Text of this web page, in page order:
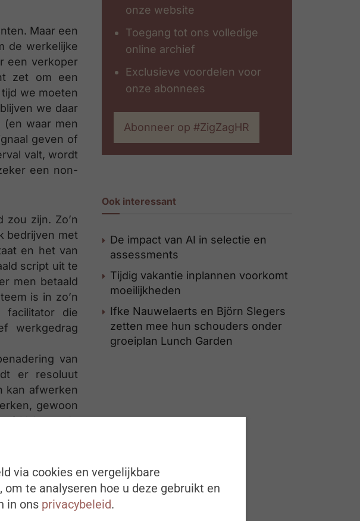
Maar een
de werkelijke
een verkoper
zet om een
we moeten
we daar
(en waar men
geven of
valt, wordt
een non-
zijn. Zo’n
bedrijven met
en het van
script uit te
men betaald
is in zo’n
facilitator die
werkgedrag
van
er resoluut
kan afwerken
gewoon
Volgens de
en oneerlijk.
en
we mogen
werkgever
onze website
Toegang tot ons volledige
online archief
Exclusieve voordelen voor
onze abonnees
Abonneer op #ZigZagHR
Ook interessant
De impact van AI in selectie en
assessments
Tijdig vakantie inplannen voorkomt
moeilijkheden
Ifke Nauwelaerts en Björn Slegers
zetten mee hun schouders onder
groeiplan Lunch Garden
via cookies en vergelijkbare
te analyseren hoe u deze gebruikt en
in ons privacybeleid.